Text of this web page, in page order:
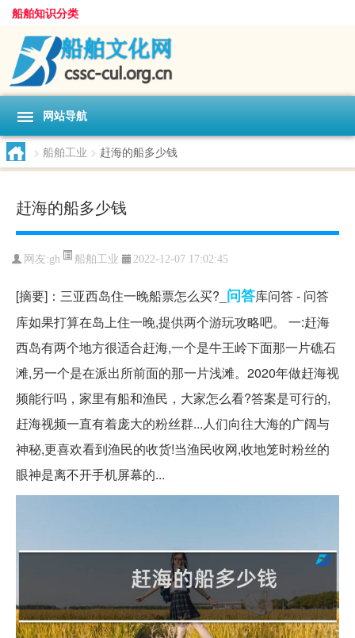
船舶知识分类
网站导航
> 船舶工业 > 赶海的船多少钱
赶海的船多少钱
网友:gh 船舶工业 2022-12-07 17:02:45
[摘要]：三亚西岛住一晚船票怎么买?_ 问答库问答 - 问答
库如果打算在岛上住一晚,提供两个游玩攻略吧。 一:赶海
西岛有两个地方很适合赶海,一个是牛王岭下面那一片礁石
滩,另一个是在派出所前面的那一片浅滩。2020年做赶海视
频能行吗，家里有船和渔民，大家怎么看?答案是可行的,
赶海视频一直有着庞大的粉丝群...人们向往大海的广阔与
神秘,更喜欢看到渔民的收货!当渔民收网,收地笼时粉丝的
眼神是离不开手机屏幕的...